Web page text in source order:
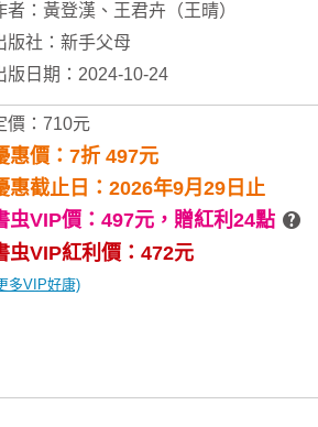
者： 黃登漢 、 王君卉（王晴）
版社： 新手父母
版日期：2024-10-24
價：710元
惠價：7折 497元
惠截止日：2026年9月29日止
虫VIP價：497元， 贈紅利24點
虫VIP紅利價：472元
多VIP好康)